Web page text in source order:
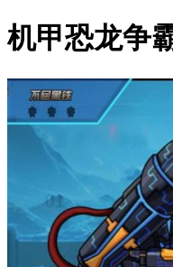
机甲恐龙争